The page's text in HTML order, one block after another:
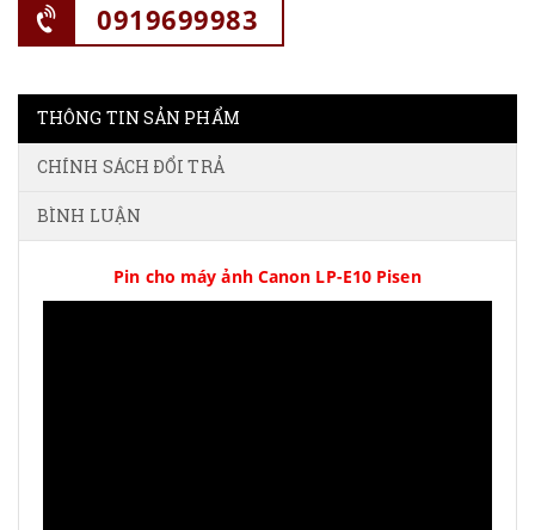
0919699983
THÔNG TIN SẢN PHẨM
CHÍNH SÁCH ĐỔI TRẢ
BÌNH LUẬN
Pin cho máy ảnh Canon LP-E10 Pisen